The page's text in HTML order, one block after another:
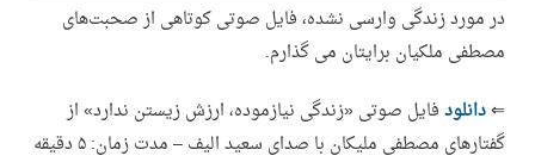
در مورد زندگی وارسی نشده، فایل صوتی کوتاهی از صحبت‌های
مصطفی ملکیان برایتان می گذارم.
⇐دانلودفایل صوتی «زندگی نیازموده، ارزش زیستن ندارد» از
گفتارهای مصطفی ملیکان با صدای سعید الیف – مدت زمان: ۵ دقیقه